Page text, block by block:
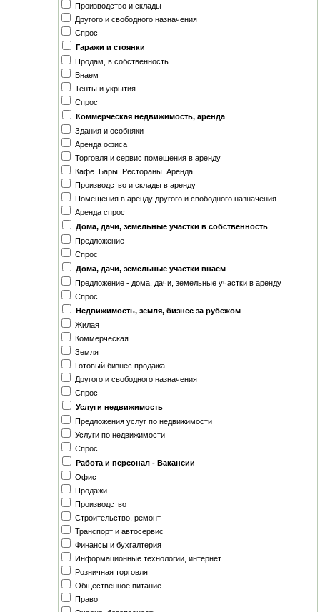
Производство и склады
Другого и свободного назначения
Спрос
Гаражи и стоянки
Продам, в собственность
Внаем
Тенты и укрытия
Спрос
Коммерческая недвижимость, аренда
Здания и особняки
Аренда офиса
Торговля и сервис помещения в аренду
Кафе. Бары. Реcтораны. Аренда
Производство и склады в аренду
Помещения в аренду другого и свободного назначения
Аренда спрос
Дома, дачи, земельные участки в собственность
Предложение
Спрос
Дома, дачи, земельные участки внаем
Предложение - дома, дачи, земельные участки в аренду
Спрос
Недвижимость, земля, бизнес за рубежом
Жилая
Коммерческая
Земля
Готовый бизнес продажа
Другого и свободного назначения
Спрос
Услуги недвижимость
Предложения услуг по недвижимости
Услуги по недвижимости
Спрос
Работа и персонал - Вакансии
Офис
Продажи
Производство
Строительство, ремонт
Транспорт и автосервис
Финансы и бухгалтерия
Информационные технологии, интернет
Розничная торговля
Общественное питание
Право